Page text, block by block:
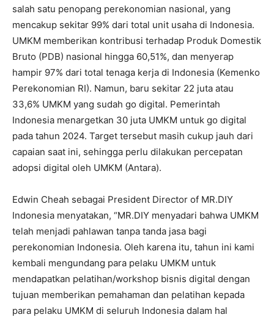
salah satu penopang perekonomian nasional, yang
mencakup sekitar 99% dari total unit usaha di Indonesia.
UMKM memberikan kontribusi terhadap Produk Domestik
Bruto (PDB) nasional hingga 60,51%, dan menyerap
hampir 97% dari total tenaga kerja di Indonesia (Kemenko
Perekonomian RI). Namun, baru sekitar 22 juta atau
33,6% UMKM yang sudah go digital. Pemerintah
Indonesia menargetkan 30 juta UMKM untuk go digital
pada tahun 2024. Target tersebut masih cukup jauh dari
capaian saat ini, sehingga perlu dilakukan percepatan
adopsi digital oleh UMKM (Antara).
Edwin Cheah sebagai President Director of MR.DIY
Indonesia menyatakan, “MR.DIY menyadari bahwa UMKM
telah menjadi pahlawan tanpa tanda jasa bagi
perekonomian Indonesia. Oleh karena itu, tahun ini kami
kembali mengundang para pelaku UMKM untuk
mendapatkan pelatihan/workshop bisnis digital dengan
tujuan memberikan pemahaman dan pelatihan kepada
para pelaku UMKM di seluruh Indonesia dalam hal